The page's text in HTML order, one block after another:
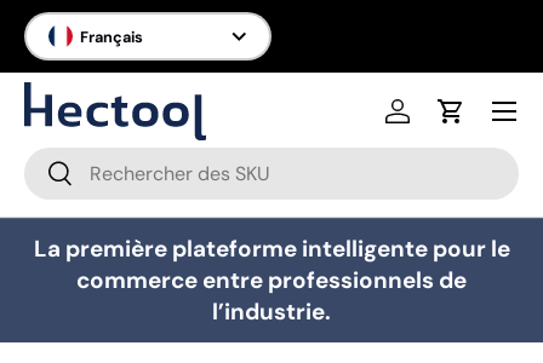
Aller au contenu
Langue
Français
Recherche
Rechercher
Se connecter
Panier
Menu
La première plateforme intelligente pour le
commerce entre professionnels de
l’industrie.